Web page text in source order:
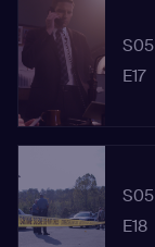
S05
E17
S05
E18